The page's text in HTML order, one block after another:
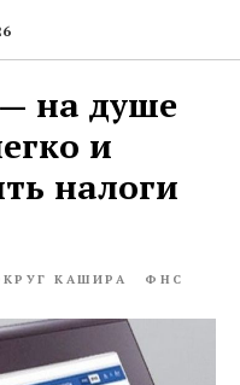
на душе
и
налоги
КАШИРА ФНС